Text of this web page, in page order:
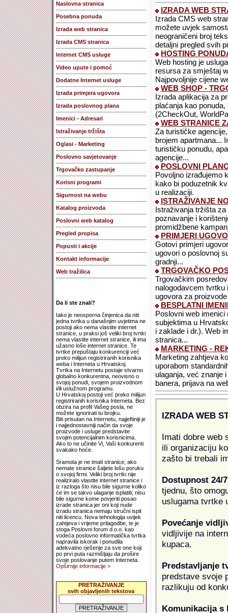
Naslovna stranica
Posebna ponuda
Izrada web stranica
Izrada CMS stranica
Internet CMS usluge
Video upute i pomoć
Dodatne Internet usluge
Izrada primjera ugovora
Izrada poslovnog plana
Imenici - Adresari
Istraživanje tržišta
Oglasi - Marketing
Poslovno savjetovanje
Trgovačko zastupanje
Korisni programi
Sigurnost na webu
Katalog proizvoda
Poslovni web katalog
Pregled propisa
Popusti i akcije
Kontakt informacije
Web tražilica
Da li ste znali?
Iako je neosporna činjenica da niti
jedna tvrtka u današnjim uvjetima ne
postoji ako nema vlastite internet
stranice, u praksi još veliki broj tvrtki
nema vlastite internet stranice, ili ima
užasno loše internet stranice. Te
tvrtke prepuštaju konkurenciji već
preko milijun registriranih korisnika
weba i Interneta u Hrvatskoj.
Tvrtka na Internetu postaje stvarno
globalno konkurentna, neovisno o
svojoj ponudi, svojem proizvodnom
i/ili uslužnom programu.
U Hrvatskoj postoji već preko milijun
registriranih korisnika Interneta. Bez
obzira na profil Vašeg posla, ne
možete ignorirati tu brojku.
Biti prisutan na Internetu, najjeftiniji je
i najjednostavniji način da svoje
proizvode i usluge predstavite
svojim potencijalnim korisnicima.
Ako to ne učinite Vi, Vaši konkurenti
svakako hoće.
Sramota je ne imati stranice; ako
nemate stranice šaljete lošu poruku
o svojoj firmi. Veliki broj tvrtki nije
realiziralo vlastite internet stranice i
iz razloga što nisu bile sigurne koliko
će im se takvo ulaganje isplatiti; nisu
bile sigurne kome povjeriti posao
izrade stranica jer oni koji nude
izradu stranica nemaju stručni ispit
niti licencu. Nova tehnologija uvijek
zahtjeva i vrijeme prilagodbe, te je
stoga Poslovni forum d.o.o. kao
vodeća poslovno informatička tvrtka
napravila iskorak i ponudila
adekvatno rješenje za sve one koji
po prvi puta razmišljaju da prošire
svoje poslovanje putem Interneta.
Opširnije informacije >
PRETRAŽIVANJE
svih objavljenih tekstova
IZRADA WEB
Izrada CMS web
možete uvjek
neograničeni broj
detaljni pregled svih
HOSTING
Web hosting je
resursa za smještaj
Najpovoljnije cijene
WEB SHOP -
Izrada aplikacija za
plaćanja kao
(2CheckOut,
WEB STRANICE
Za turističke
brojem apartmana...
turističku ponudu,
agencije...
POSLOVNI
Povoljno izrađujemo
kako bi poduzetnik
u realizaciji.
ISTRAŽIVANJE
Istraživanja tržišta
poznavanje i
promidžbene
PRIMJERI
Gotovi primjeri
ugovori o poslovnoj
gradnji...
TRGOVAČKO
Trgovačkim
nalogodavcem tvrtku
ugovora za
BESPLATNI
Poslovni web
subjektima u
i zaklade i dr.). Web
stranica...
MARKETING -
Marketing zahtjeva
uporabom
ulaganja, već znanje
banera, prijava na
IZRADA WEB
Imati dobre web
ili organizaciju
zašto bi trebali
Dostupnost 24/7
tjednu, što
uslugama tvrtke
Povećanje
vidljivije na
kupaca.
Predstavljanje
predstave svoje
razlikuju od
Komunikacija s